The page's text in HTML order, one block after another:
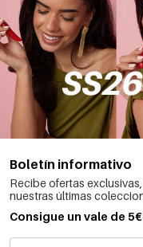
Boletín informativo
Recibe ofertas
nuestras últimas
Consigue un vale de